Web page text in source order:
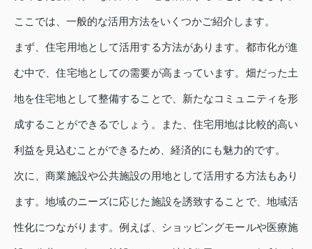
ここでは、一般的な活用方法をいくつかご紹介します。
まず、住宅用地として活用する方法があります。都市化が進
む中で、住宅地としての需要が高まっています。畑だった土
地を住宅地として整備することで、新たなコミュニティを形
成することができるでしょう。また、住宅用地は比較的高い
利益を見込むことができるため、経済的にも魅力的です。
次に、商業施設や公共施設の用地として活用する方法もあり
ます。地域のニーズに応じた施設を誘致することで、地域活
性化につながります。例えば、ショッピングモールや医療施